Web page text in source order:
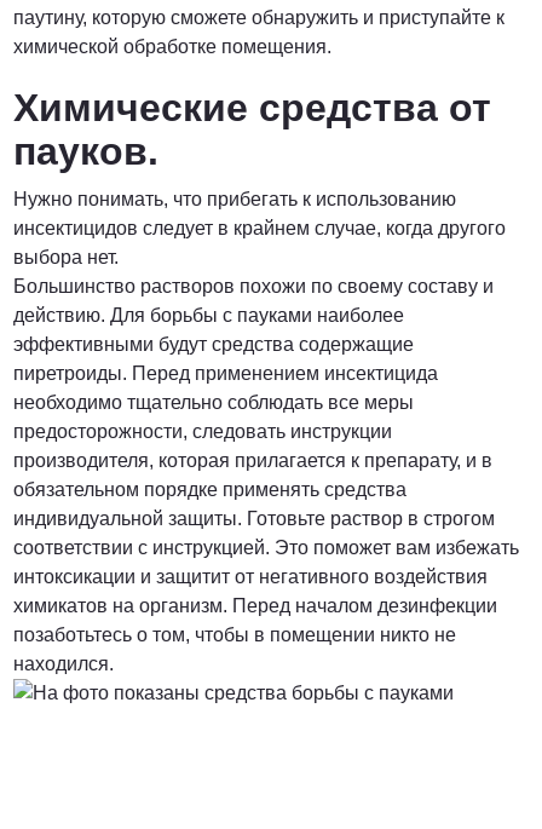
паутину, которую сможете обнаружить и приступайте к
химической обработке помещения.
Химические средства от
пауков.
Нужно понимать, что прибегать к использованию
инсектицидов следует в крайнем случае, когда другого
выбора нет.
Большинство растворов похожи по своему составу и
действию. Для борьбы с пауками наиболее
эффективными будут средства содержащие
пиретроиды. Перед применением инсектицида
необходимо тщательно соблюдать все меры
предосторожности, следовать инструкции
производителя, которая прилагается к препарату, и в
обязательном порядке применять средства
индивидуальной защиты. Готовьте раствор в строгом
соответствии с инструкцией. Это поможет вам избежать
интоксикации и защитит от негативного воздействия
химикатов на организм. Перед началом дезинфекции
позаботьтесь о том, чтобы в помещении никто не
находился.